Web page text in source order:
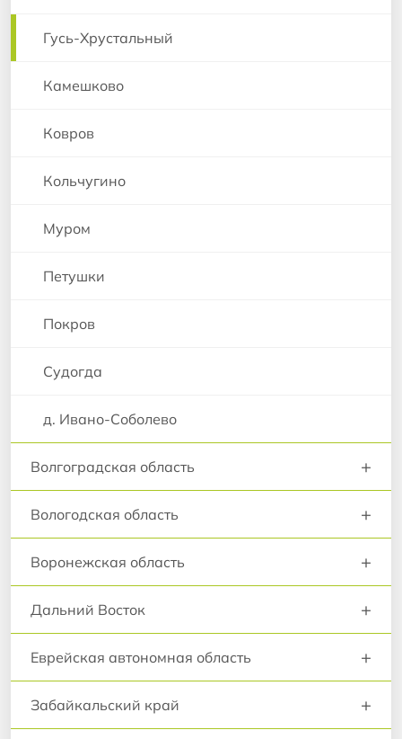
Гусь-Хрустальный
Камешково
Ковров
Кольчугино
Муром
Петушки
Покров
Судогда
д. Ивано-Соболево
Волгоградская область +
Вологодская область +
Воронежская область +
Дальний Восток +
Еврейская автономная область +
Забайкальский край +